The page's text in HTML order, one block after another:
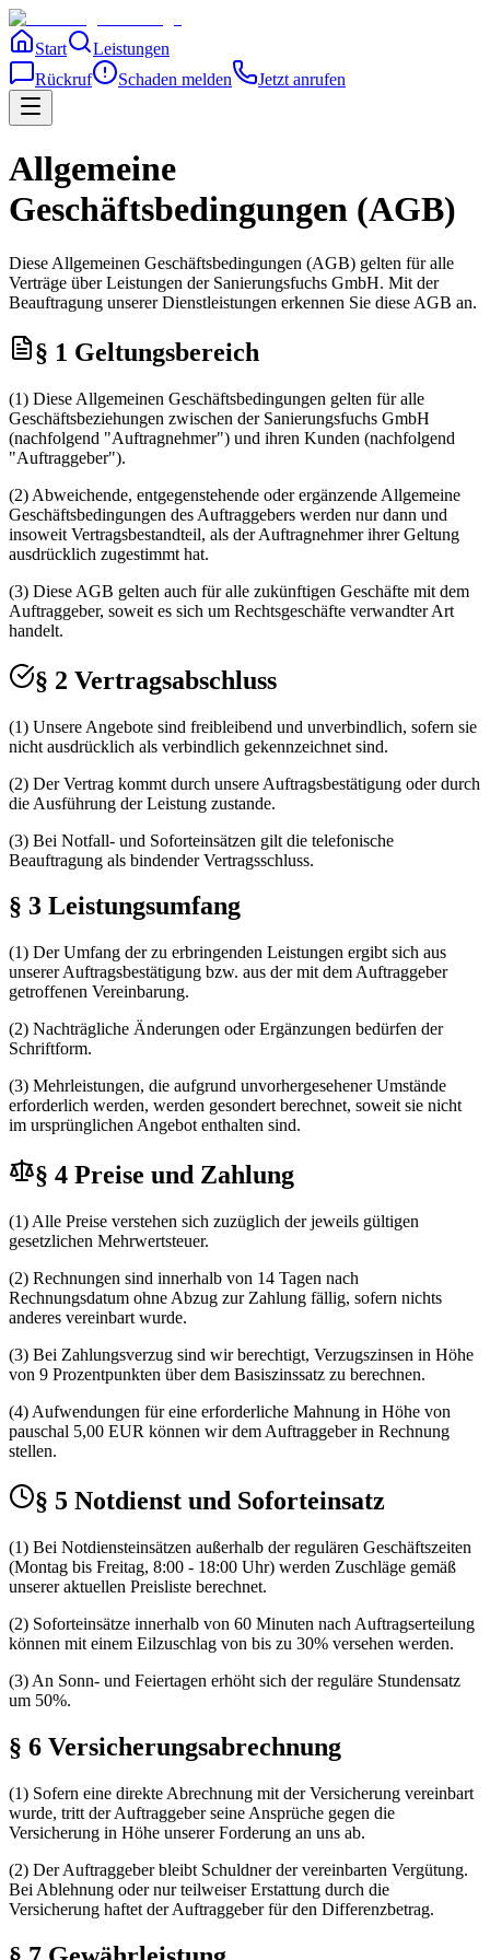
Start
Leistungen
Rückruf
Schaden melden Jetzt anrufen
Allgemeine
Geschäftsbedingungen (AGB)
Diese Allgemeinen Geschäftsbedingungen (AGB) gelten für alle
Verträge über Leistungen der Sanierungsfuchs GmbH. Mit der
Beauftragung unserer Dienstleistungen erkennen Sie diese AGB an.
§ 1 Geltungsbereich
(1) Diese Allgemeinen Geschäftsbedingungen gelten für alle
Geschäftsbeziehungen zwischen der Sanierungsfuchs GmbH
(nachfolgend "Auftragnehmer") und ihren Kunden (nachfolgend
"Auftraggeber").
(2) Abweichende, entgegenstehende oder ergänzende Allgemeine
Geschäftsbedingungen des Auftraggebers werden nur dann und
insoweit Vertragsbestandteil, als der Auftragnehmer ihrer Geltung
ausdrücklich zugestimmt hat.
(3) Diese AGB gelten auch für alle zukünftigen Geschäfte mit dem
Auftraggeber, soweit es sich um Rechtsgeschäfte verwandter Art
handelt.
§ 2 Vertragsabschluss
(1) Unsere Angebote sind freibleibend und unverbindlich, sofern sie
nicht ausdrücklich als verbindlich gekennzeichnet sind.
(2) Der Vertrag kommt durch unsere Auftragsbestätigung oder durch
die Ausführung der Leistung zustande.
(3) Bei Notfall- und Soforteinsätzen gilt die telefonische
Beauftragung als bindender Vertragsschluss.
§ 3 Leistungsumfang
(1) Der Umfang der zu erbringenden Leistungen ergibt sich aus
unserer Auftragsbestätigung bzw. aus der mit dem Auftraggeber
getroffenen Vereinbarung.
(2) Nachträgliche Änderungen oder Ergänzungen bedürfen der
Schriftform.
(3) Mehrleistungen, die aufgrund unvorhergesehener Umstände
erforderlich werden, werden gesondert berechnet, soweit sie nicht
im ursprünglichen Angebot enthalten sind.
§ 4 Preise und Zahlung
(1) Alle Preise verstehen sich zuzüglich der jeweils gültigen
gesetzlichen Mehrwertsteuer.
(2) Rechnungen sind innerhalb von 14 Tagen nach
Rechnungsdatum ohne Abzug zur Zahlung fällig, sofern nichts
anderes vereinbart wurde.
(3) Bei Zahlungsverzug sind wir berechtigt, Verzugszinsen in Höhe
von 9 Prozentpunkten über dem Basiszinssatz zu berechnen.
(4) Aufwendungen für eine erforderliche Mahnung in Höhe von
pauschal 5,00 EUR können wir dem Auftraggeber in Rechnung
stellen.
§ 5 Notdienst und Soforteinsatz
(1) Bei Notdiensteinsätzen außerhalb der regulären Geschäftszeiten
(Montag bis Freitag, 8:00 - 18:00 Uhr) werden Zuschläge gemäß
unserer aktuellen Preisliste berechnet.
(2) Soforteinsätze innerhalb von 60 Minuten nach Auftragserteilung
können mit einem Eilzuschlag von bis zu 30% versehen werden.
(3) An Sonn- und Feiertagen erhöht sich der reguläre Stundensatz
um 50%.
§ 6 Versicherungsabrechnung
(1) Sofern eine direkte Abrechnung mit der Versicherung vereinbart
wurde, tritt der Auftraggeber seine Ansprüche gegen die
Versicherung in Höhe unserer Forderung an uns ab.
(2) Der Auftraggeber bleibt Schuldner der vereinbarten Vergütung.
Bei Ablehnung oder nur teilweiser Erstattung durch die
Versicherung haftet der Auftraggeber für den Differenzbetrag.